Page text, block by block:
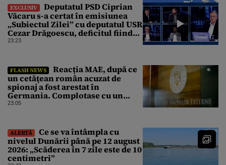
EXCLUSIV
Deputatul PSD Ciprian
Văcaru s-a certat în emisiunea
„Subiectul Zilei” cu deputatul USR
Cezar Drăgoescu, deficitul fiind
motivul scandalului
23:23
FLASH NEWS
Reacția MAE, după ce
un cetăţean român acuzat de
spionaj a fost arestat în
Germania. Complotase cu un
ucrainean ca să asasineze un
23:05
ALERTĂ
Ce se va întâmpla cu
nivelul Dunării până pe 12 august
2026: „Scăderea în 7 zile este de 10
centimetri”